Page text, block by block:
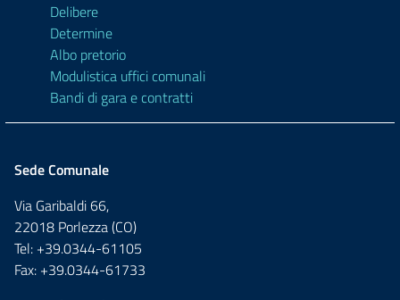
Delibere
Determine
Albo pretorio
Modulistica uffici comunali
Bandi di gara e contratti
Sede Comunale
Via Garibaldi 66,
22018 Porlezza (CO)
Tel: +39.0344-61105
Fax: +39.0344-61733